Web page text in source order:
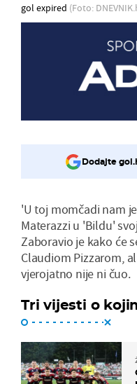
gol expired (Foto:
Dodajte
'U toj momčadi nam
Materazzi u 'Bildu'
Zaboravio je kako će
Claudiom Pizzarom,
vjerojatno nije ni čuo.
Tri vijesti o